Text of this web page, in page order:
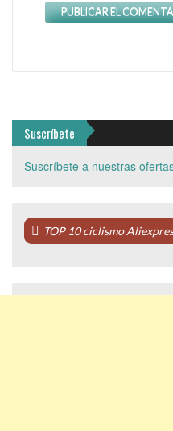
Suscríbete
Suscríbete a nuestras
TOP 10 ciclismo